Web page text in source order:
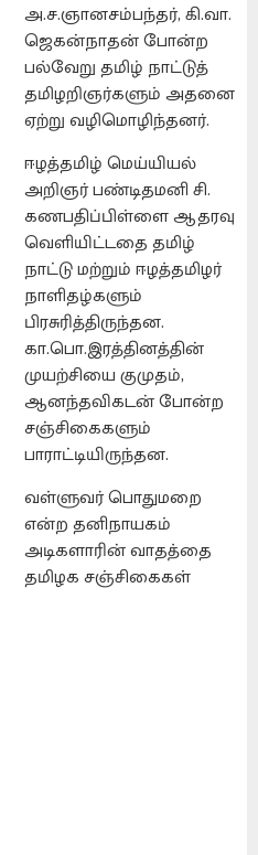
அ.ச.ஞானசம்பந்தர், கி.வா.
ஜெகன்நாதன் போன்ற
பல்வேறு தமிழ் நாட்டுத்
தமிழறிஞர்களும் அதனை
ஏற்று வழிமொழிந்தனர்.
ஈழத்தமிழ் மெய்யியல்
அறிஞர் பண்டிதமனி சி.
கணபதிப்பிள்ளை ஆதரவு
வெளியிட்டதை தமிழ்
நாட்டு மற்றும் ஈழத்தமிழர்
நாளிதழ்களும்
பிரசுரித்திருந்தன.
கா.பொ.இரத்தினத்தின்
முயற்சியை குமுதம்,
ஆனந்தவிகடன் போன்ற
சஞ்சிகைகளும்
பாராட்டியிருந்தன.
வள்ளுவர் பொதுமறை
என்ற தனிநாயகம்
அடிகளாரின் வாதத்தை
தமிழக சஞ்சிகைகள்